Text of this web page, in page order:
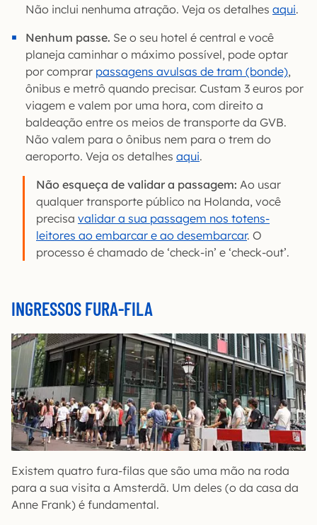
Não inclui nenhuma atração. Veja os detalhes aqui.
Nenhum passe. Se o seu hotel é central e você
planeja caminhar o máximo possível, pode optar
por comprar passagens avulsas de tram (bonde),
ônibus e metrô quando precisar. Custam 3 euros por
viagem e valem por uma hora, com direito a
baldeação entre os meios de transporte da GVB.
Não valem para o ônibus nem para o trem do
aeroporto. Veja os detalhes aqui.
Não esqueça de validar a passagem: Ao usar
qualquer transporte público na Holanda, você
precisa validar a sua passagem nos totens-
leitores ao embarcar e ao desembarcar. O
processo é chamado de ‘check-in’ e ‘check-out’.
INGRESSOS FURA-FILA
Existem quatro fura-filas que são uma mão na roda
para a sua visita a Amsterdã. Um deles (o da casa da
Anne Frank) é fundamental.